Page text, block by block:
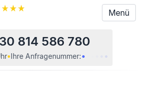
Menü
814 586 780
•Ihre Anfragenummer:• •